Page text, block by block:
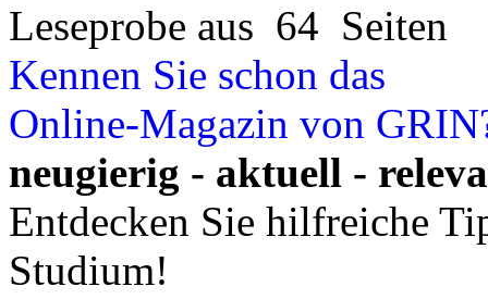
Leseprobe aus 64 Seiten
Kennen Sie schon das
Online-Magazin von
neugierig - aktuell -
Entdecken Sie hilfreiche
Studium!